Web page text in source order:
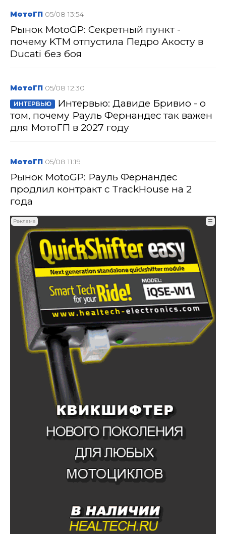
МотоГП 05/08 13:54
Рынок MotoGP: Секретный пункт -
почему KTM отпустила Педро Акосту в
Ducati без боя
МотоГП 05/08 12:30
ИНТЕРВЬЮ
Интервью: Давиде Бривио - о
том, почему Рауль Фернандес так важен
для МотоГП в 2027 году
МотоГП 05/08 11:19
Рынок MotoGP: Рауль Фернандес
продлил контракт с TrackHouse на 2
года
Реклама ☰